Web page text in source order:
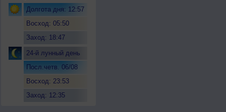
Долгота дня: 12:57
Восход: 05:50
Заход: 18:47
24-й лунный день
Посл.четв. 06/08
Восход: 23:53
Заход: 12:35